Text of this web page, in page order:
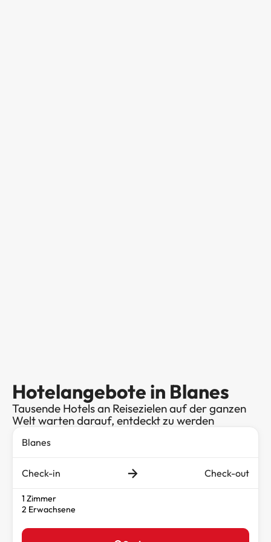
Hotelangebote in Blanes
Tausende Hotels an Reisezielen auf der ganzen
Welt warten darauf, entdeckt zu werden
Check-in Check-out
1 Zimmer
2 Erwachsene